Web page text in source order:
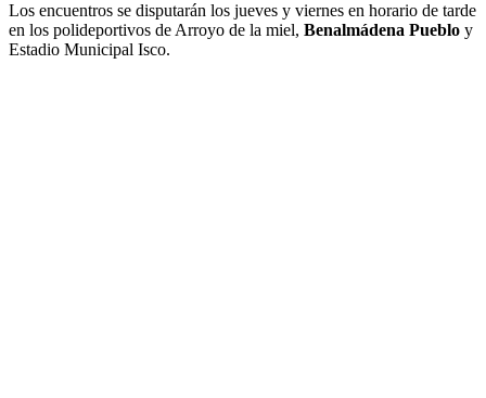
Los encuentros se disputarán los jueves y viernes en horario de tarde
en los polideportivos de Arroyo de la miel, Benalmádena Pueblo y
Estadio Municipal Isco.